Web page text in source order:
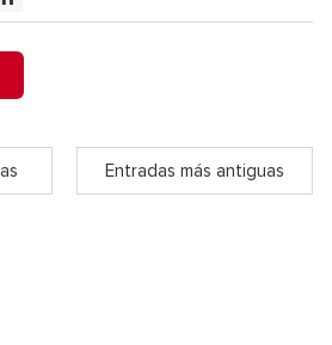
Entradas más antiguas